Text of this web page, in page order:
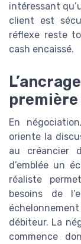
intéressant
client est
réflexe reste
cash encaissé.
En
oriente la
au créancier
d’emblée un
réaliste
besoins de
débiteur. La
commence